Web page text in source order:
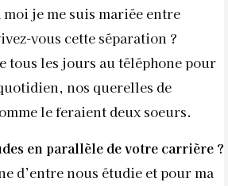
je me suis mariée entre
vous cette séparation ?
tous les jours au téléphone pour
nos querelles de
le feraient deux soeurs.
en parallèle de votre carrière ?
d’entre nous étudie et pour ma